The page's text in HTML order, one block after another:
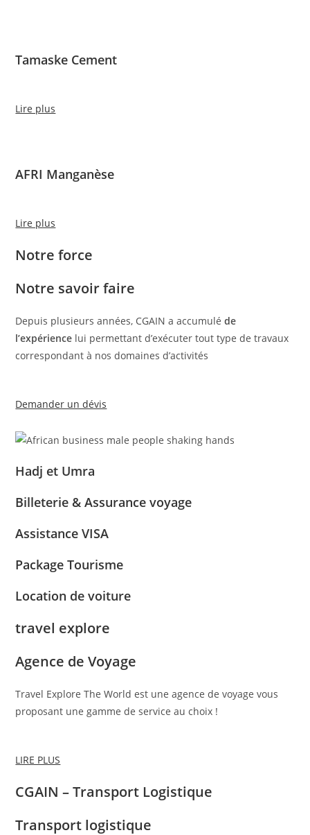
Tamaske Cement
Lire plus
AFRI Manganèse
Lire plus
Notre force
Notre savoir faire
Depuis plusieurs années, CGAIN a accumuléde
l’expérience lui permettant d’exécuter tout type de travaux
correspondant à nos domaines d’activités
Demander un dévis
Hadj et Umra
Billeterie & Assurance voyage
Assistance VISA
Package Tourisme
Location de voiture
travel explore
Agence de Voyage
Travel Explore The World est une agence de voyage vous
proposant une gamme de service au choix !
LIRE PLUS
CGAIN – Transport Logistique
Transport logistique